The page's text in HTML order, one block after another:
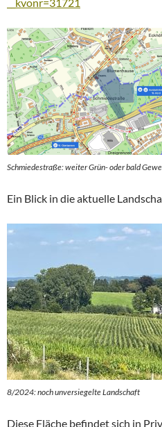
Schmiedestraße: weiter Grün- oder bald
Ein Blick in die aktuelle
8/2024: noch unversiegelte Landschaft
Diese Fläche befindet sich in